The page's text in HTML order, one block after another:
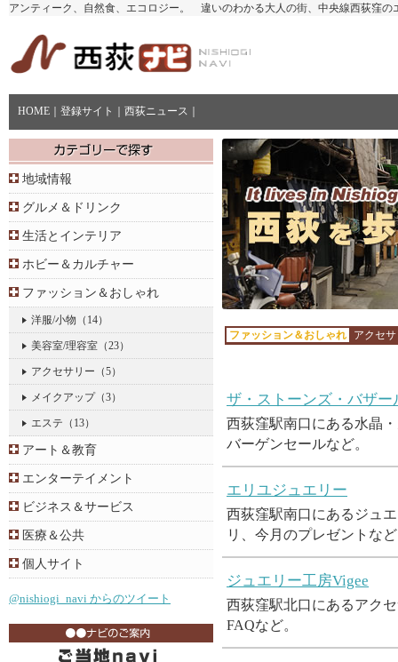
アンティーク、自然食、エコロジー。 違いのわかる大人の街、中央線西荻窪の
HOME 登録サイト 西荻ニュース
地域情報
グルメ＆ドリンク
生活とインテリア
ホビー＆カルチャー
ファッション＆おしゃれ
洋服/小物 （14）
美容室/理容室 （23）
アクセサリー （5）
メイクアップ（3）
エステ （13）
アート＆教育
エンターテイメント
ビジネス＆サービス
医療＆公共
個人サイト
@nishiogi_navi からのツイート
ファッション＆おしゃれ アクセ
ザ・ストーンズ・バザー
西荻窪駅南口にある水晶
バーゲンセールなど。
エリユジュエリー
西荻窪駅南口にあるジュ
リ、今月のプレゼントな
ジュエリー工房Vigee
西荻窪駅北口にあるアク
FAQなど。